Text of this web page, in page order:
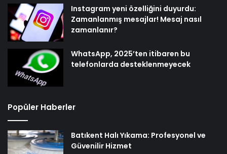
Instagram yeni özelliğini duyurdu:
Zamanlanmış mesajlar! Mesaj nasıl
zamanlanır?
WhatsApp, 2025’ten itibaren bu
telefonlarda desteklenmeyecek
Popüler Haberler
Batıkent Halı Yıkama: Profesyonel ve
Güvenilir Hizmet